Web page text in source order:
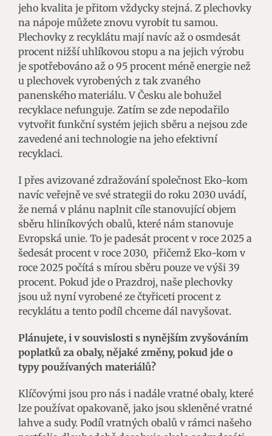
jeho kvalita je přitom vždycky stejná. Z plechovky
na nápoje můžete znovu vyrobit tu samou.
Plechovky z recyklátu mají navíc až o osmdesát
procent nižší uhlíkovou stopu a na jejich výrobu
je spotřebováno až o 95 procent méně energie než
u plechovek vyrobených z tak zvaného
panenského materiálu. V Česku ale bohužel
recyklace nefunguje. Zatím se zde nepodařilo
vytvořit funkční systém jejich sběru a nejsou zde
zavedené ani technologie na jeho efektivní
recyklaci.
I přes avizované zdražování společnost Eko-kom
navíc veřejně ve své strategii do roku 2030 uvádí,
že nemá v plánu naplnit cíle stanovující objem
sběru hliníkových obalů, které nám stanovuje
Evropská unie. To je padesát procent v roce 2025 a
šedesát procent v roce 2030, přičemž Eko-kom v
roce 2025 počítá s mírou sběru pouze ve výši 39
procent. Pokud jde o Prazdroj, naše plechovky
jsou už nyní vyrobené ze čtyřiceti procent z
recyklátu a tento podíl chceme dál navyšovat.
Plánujete, i v souvislosti s nynějším zvyšováním
poplatků za obaly, nějaké změny, pokud jde o
typy používaných materiálů?
Klíčovými jsou pro nás i nadále vratné obaly, které
lze používat opakovaně, jako jsou skleněné vratné
lahve a sudy. Podíl vratných obalů v rámci našeho